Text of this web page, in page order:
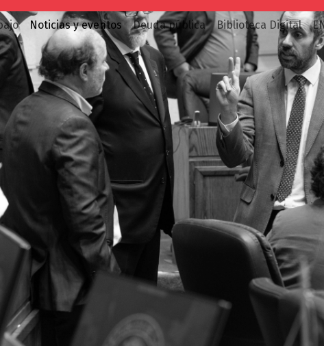
Noticias y eventos Deuda pública Biblioteca Digital